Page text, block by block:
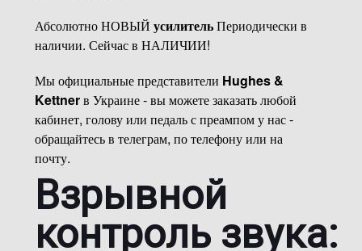
Абсолютно НОВЫЙ усилительПериодически в
наличии. Сейчас в НАЛИЧИИ!
Мы официальные представители Hughes &
Kettnerв Украине - вы можете заказать любой
кабинет, голову или педаль с преампом у нас -
обращайтесь в телеграм, по телефону или на
почту.
Взрывной
контроль звука: